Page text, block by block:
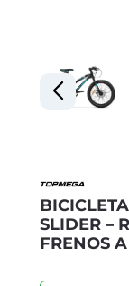
SLIDER –
FRENOS